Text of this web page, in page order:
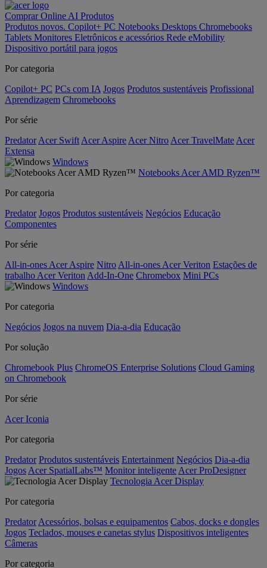
Comprar Online AI Produtos
Produtos novos. Copilot+ PC Notebooks Desktops Chromebooks
Tablets Monitores Eletrônicos e acessórios Rede eMobility
Dispositivo portátil para jogos
Por categoria
Copilot+ PC PCs com IA Jogos Produtos sustentáveis Profissional
Aprendizagem Chromebooks
Por série
Predator Acer Swift Acer Aspire Acer Nitro Acer TravelMate Acer
Extensa
Windows
Notebooks Acer AMD Ryzen™
Por categoria
Predator Jogos Produtos sustentáveis Negócios Educação
Componentes
Por série
All-in-ones Acer Aspire Nitro All-in-ones Acer Veriton Estações de
trabalho Acer Veriton Add-In-One Chromebox Mini PCs
Windows
Por categoria
Negócios Jogos na nuvem Dia-a-dia Educação
Por solução
Chromebook Plus ChromeOS Enterprise Solutions Cloud Gaming
on Chromebook
Por série
Acer Iconia
Por categoria
Predator Produtos sustentáveis Entertainment Negócios Dia-a-dia
Jogos Acer SpatialLabs™ Monitor inteligente Acer ProDesigner
Tecnologia Acer Display
Por categoria
Predator Acessórios, bolsas e equipamentos Cabos, docks e dongles
Jogos Teclados, mouses e canetas stylus Dispositivos inteligentes
Câmeras
Por categoria